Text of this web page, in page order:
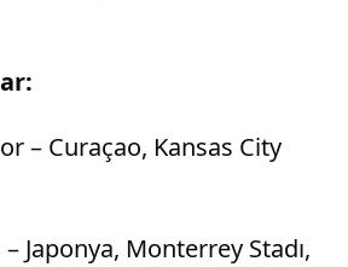
– Curaçao, Kansas City
Japonya, Monterrey Stadı,